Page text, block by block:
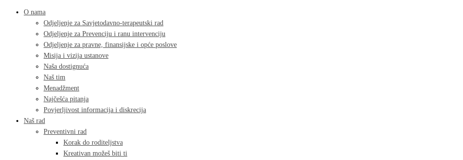
O nama
Odjeljenje za Savjetodavno-terapeutski rad
Odjeljenje za Prevenciju i ranu intervenciju
Odjeljenje za pravne, finansijske i opće poslove
Misija i vizija ustanove
Naša dostignuća
Naš tim
Menadžment
Najčešća pitanja
Povjerljivost informacija i diskrecija
Naš rad
Preventivni rad
Korak do roditeljstva
Kreativan možeš biti ti